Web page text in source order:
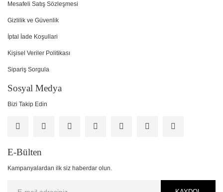
Mesafeli Satış Sözleşmesi
Gizlilik ve Güvenlik
İptal İade Koşullari
Kişisel Veriler Politikası
Sipariş Sorgula
Sosyal Medya
Bizi Takip Edin
E-Bülten
Kampanyalardan ilk siz haberdar olun.